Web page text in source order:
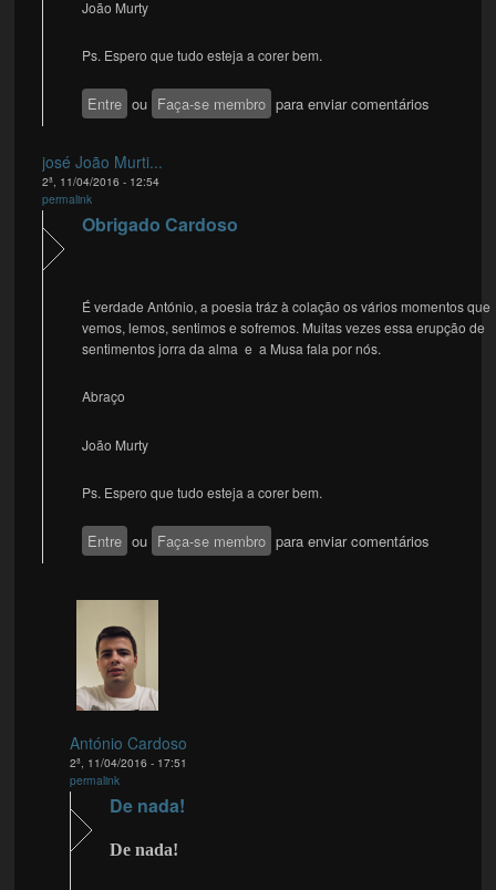
João Murty
Ps. Espero que tudo esteja a corer bem.
Entre ou Faça-se membro para enviar comentários
josé João Murti...
2ª, 11/04/2016 - 12:54
permalink
Obrigado Cardoso
É verdade António, a poesia tráz à colação os vários momentos que
vemos, lemos, sentimos e sofremos. Muitas vezes essa erupção de
sentimentos jorra da alma e a Musa fala por nós.
Abraço
João Murty
Ps. Espero que tudo esteja a corer bem.
Entre ou Faça-se membro para enviar comentários
António Cardoso
2ª, 11/04/2016 - 17:51
permalink
De nada!
De nada!